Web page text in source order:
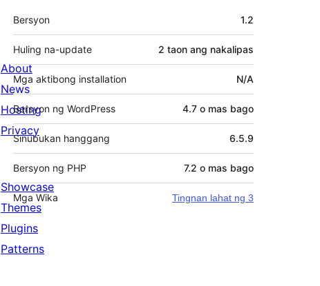
Meta
Bersyon 1.2
Huling na-update 2 taon ang nakalipas
Mga aktibong installation N/A
Bersyon ng WordPress 4.7 o mas bago
Sinubukan hanggang 6.5.9
Bersyon ng PHP 7.2 o mas bago
Mga Wika Tingnan lahat ng 3
About
News
Hosting
Privacy
Showcase
Themes
Plugins
Patterns